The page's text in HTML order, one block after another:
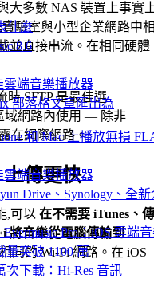
什麼
8.6
雲端音樂播放器
部落格文章匯出為
和 Mac 上播放無損
雲端音樂播放器
Drive、Synology、全新
Evermusic Pro：iOS 雲端
量突破 1100 萬
次下載：Hi-Res 音訊
大多數 NAS 裝置上事實
驗室與小型企業網路中
並直接串流。在相同硬體
時,SFTP 是最佳選
域網路內使用 — 除非
在網際網路。
傳更快
,可以 在不需要 iTunes、傳
將音樂從電腦傳輸到
同的 Wi-Fi 網路。在 iOS